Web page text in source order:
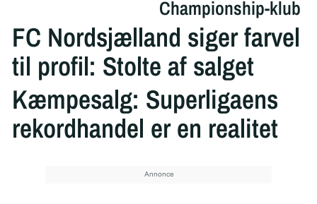
Championship-klub
FC Nordsjælland siger farvel
til profil: Stolte af salget
Kæmpesalg: Superligaens
rekordhandel er en realitet